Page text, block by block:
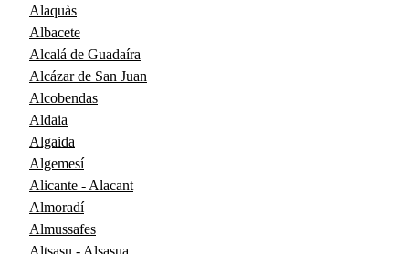
Alaquàs
Albacete
Alcalá de Guadaíra
Alcázar de San Juan
Alcobendas
Aldaia
Algaida
Algemesí
Alicante - Alacant
Almoradí
Almussafes
Altsasu - Alsasua